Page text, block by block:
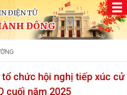
ĐIỆN TỬ
ĐÔNG
chức hội nghị tiếp xúc cử
cuối năm 2025